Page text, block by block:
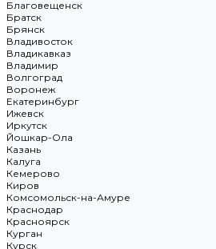
Благовещенск
Братск
Брянск
Владивосток
Владикавказ
Владимир
Волгоград
Воронеж
Екатеринбург
Ижевск
Иркутск
Йошкар-Ола
Казань
Калуга
Кемерово
Киров
Комсомольск-на-Амуре
Краснодар
Красноярск
Курган
Курск